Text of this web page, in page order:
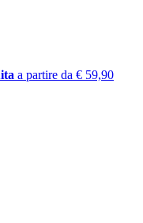
a partire da € 59,90